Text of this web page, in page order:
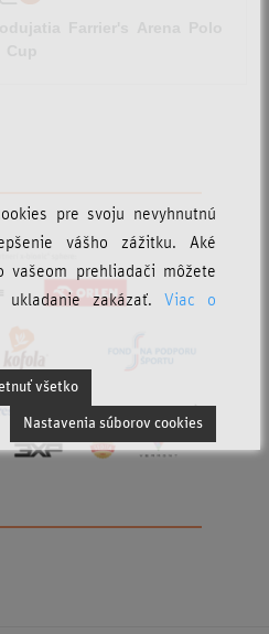
pre svoju nevyhnutnú
vášho zážitku. Aké
vašeom prehliadači môžete
zakázať. Viac o
všetko
Nastavenia súborov cookies